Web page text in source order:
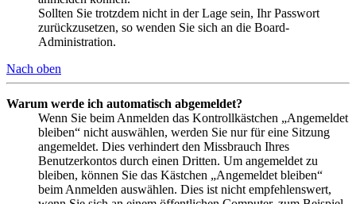
Sollten Sie trotzdem nicht in der Lage sein, Ihr Passwort
zurückzusetzen, so wenden Sie sich an die Board-
Administration.
Nach oben
Warum werde ich automatisch abgemeldet?
Wenn Sie beim Anmelden das Kontrollkästchen „Angemeldet
bleiben“ nicht auswählen, werden Sie nur für eine Sitzung
angemeldet. Dies verhindert den Missbrauch Ihres
Benutzerkontos durch einen Dritten. Um angemeldet zu
bleiben, können Sie das Kästchen „Angemeldet bleiben“
beim Anmelden auswählen. Dies ist nicht empfehlenswert,